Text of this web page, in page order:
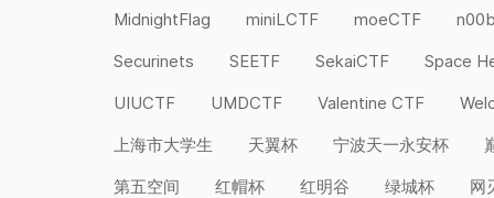
MidnightFlag
miniLCTF moeCTF
Securinets
SEETF SekaiCTF
Space
UIUCTF
UMDCTF Valentine CTF
上海市大学生
天翼杯 宁波天一永安杯
第五空间
红帽杯 红明谷 绿城杯
网